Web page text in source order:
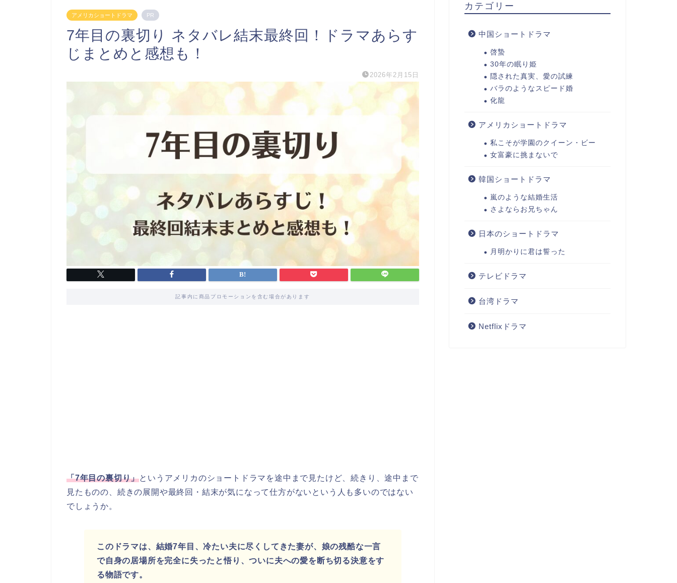
アメリカショートドラマ PR
7年目の裏切り ネタバレ結末最終回！ドラマあらす
じまとめと感想も！
2026年2月15日
記事内に商品プロモーションを含む場合があります
「7年目の裏切り」というアメリカのショートドラマを途中まで見たけど、続き り、途中まで
見たものの、続きの展開や最終回・結末が気になって仕方がないという人も多いのではない
でしょうか。
このドラマは、結婚7年目、冷たい夫に尽くしてきた妻が、娘の残酷な一言
で自身の居場所を完全に失ったと悟り、ついに夫への愛を断ち切る決意をす
る物語です。
カテゴリー
中国ショートドラマ
啓蟄
30年の眠り姫
隠された真実、愛の試練
バラのようなスピード婚
化龍
アメリカショートドラマ
私こそが学園のクイーン・ビー
女富豪に挑まないで
韓国ショートドラマ
嵐のような結婚生活
さよならお兄ちゃん
日本のショートドラマ
月明かりに君は誓った
テレビドラマ
台湾ドラマ
Netflixドラマ